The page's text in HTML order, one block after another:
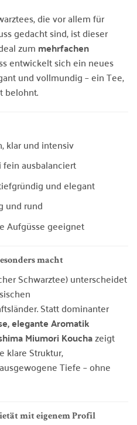
die vor allem für
gedacht sind, ist dieser
zum mehrfachen
entwickelt sich ein neues
und vollmundig – ein Tee,
belohnt.
klar und intensiv
ausbalanciert
und elegant
und rund
Aufgüsse geeignet
macht
Schwarztee) unterscheidet
Statt dominanter
elegante Aromatik
Miumori Kouchazeigt
klare Struktur,
Tiefe – ohne
mit eigenem Profil